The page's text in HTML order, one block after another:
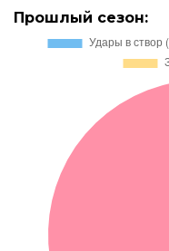
Прошлый сезон: